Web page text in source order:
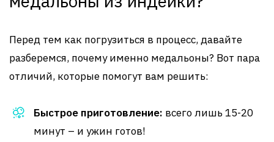
Перед тем как погрузиться в процесс, давайте
разберемся, почему именно медальоны? Вот пара
отличий, которые помогут вам решить:
Быстрое приготовление: всего лишь 15-20
минут – и ужин готов!